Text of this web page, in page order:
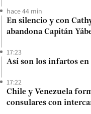
hace 44 min
En silencio y con
abandona Capitán
17:23
Así son los infartos en
17:22
Chile y Venezuela
consulares con